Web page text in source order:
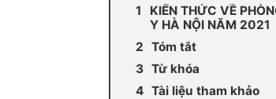
KIẾN THỨC VỀ
Y HÀ NỘI NĂM 2021
Tóm tắt
Từ khóa
Tài liệu tham khảo